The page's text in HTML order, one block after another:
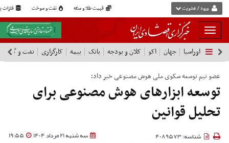
قیمت طلا و سکه نفت و سوخت فلزات ورود / عضویت
بار
و
بسته
نمودن
فهرست
اوراسیا جهان اکو کلان و بودجه بانک بیمه کارگزاری نفت و گاز
عضو تیم توسعه سکوی ملی هوش مصنوعی خبر داد؛
توسعه ابزارهای هوش مصنوعی برای
تحلیل قوانین
سه شنبه 21 مرداد 1404 19:55 شناسه: 4089573